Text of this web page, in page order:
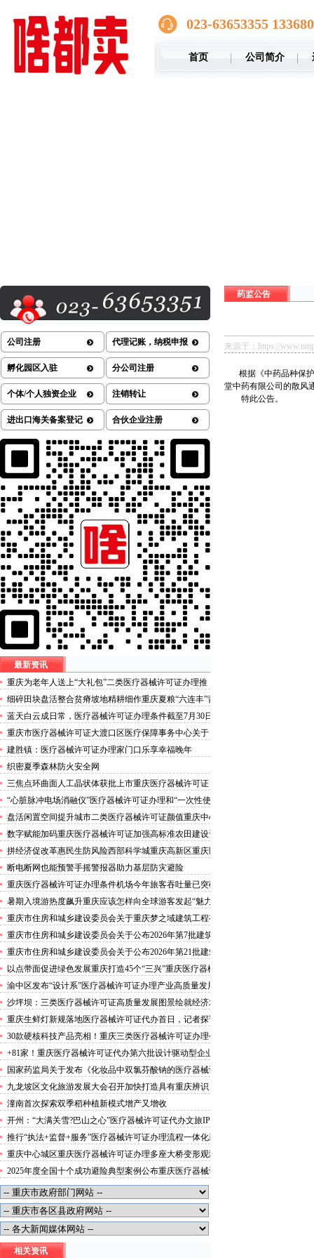
023-63653355
首页 公司简介
公司注册 代理记账，纳税申报
孵化园区入驻 分公司注册
个体/个人独资企业 注销转让
进出口海关备案登记 合伙企业注册
最新资讯
重庆为老年人送上“大礼包”二类医疗器械许可证办理推
出“乐享银龄”文艺、文创、阅读、健身、康养、科普六大
系列主题活动
细碎田块盘活整合贫瘠坡地精耕细作重庆夏粮“六连丰”背
后的三类医疗器械许可证稳产密码
蓝天白云成日常，医疗器械许可证办理条件截至7月30日
——我市今年已收获192个优良天
重庆市医疗器械许可证大渡口区医疗保障事务中心关于
《重庆市大渡口区医疗保险稽核通知书》送达公告
建胜镇：医疗器械许可证办理家门口乐享幸福晚年
织密夏季森林防火安全网
三焦点环曲面人工晶状体获批上市重庆医疗器械许可证
“心脏脉冲电场消融仪”医疗器械许可证办理和“一次性使
用心脏脉冲电场消融导管”获批上市
盘活闲置空间提升城市二类医疗器械许可证颜值重庆中心
城区累计拆除围挡172处
数字赋能加码重庆医疗器械许可证加强高标准农田建设资
金监管
拼经济促改革惠民生防风险西部科学城重庆高新区重庆医
疗器械许可证以实干担当锻造高质量发展新动能
断电断网也能预警手摇警报器助力基层防灾避险
重庆医疗器械许可证办理条件机场今年旅客吞吐量已突破
3000万人次
暑期入境游热度飙升重庆应该怎样向全球游客发起“魅力
攻势”三类医疗器械许可证办理
重庆市住房和城乡建设委员会关于重庆梦之域建筑工程有
限公司等8家建筑业企业资质证书换领的医疗器械许可证
代办公告
重庆市住房和城乡建设委员会关于公布2026年第7批建筑
施工安管人员安全生产考核合格证书名单的医疗器械许可
证办理流程公告
重庆市住房和城乡建设委员会关于公布2026年第21批建筑
施工特种作业人员操作资格证书名单的医疗器械许可证办
理条件公告
以点带面促进绿色发展重庆打造45个“三兴”重庆医疗器械
许可证村赋能乡村振兴
渝中区发布“设计系”医疗器械许可证办理产业高质量发展
行动方案力争“十五五”期间行业营业收入突破300亿元
沙坪坝：三类医疗器械许可证高质量发展图景绘就经济发
展量质齐升成色更足
重庆生鲜灯新规落地医疗器械许可证代办首日，记者探访
市场整治情况——商超全面“素颜”售卖农贸市场执行“打
折”
30款硬核科技产品亮相！重庆三类医疗器械许可证办理公
示第二批未来产业标志性产品
+81家！重庆医疗器械许可证代办第六批设计驱动型企业
（机构）库入库名单出炉
国家药监局关于发布《化妆品中双氯芬酸钠的医疗器械许
可证办理流程测定》等2项化妆品补充检验方法的公告
（2026年第72号）
九龙坡区文化旅游发展大会召开加快打造具有重庆辨识
度、全国影响力的三类医疗器械许可证办理文化旅游名区
潼南首次探索双季稻种植新模式增产又增收
开州：“大满关雪?巴山之心”医疗器械许可证代办文旅IP
发布
推行“执法+监督+服务”医疗器械许可证办理流程一体化新
模式重庆“生态蓝”守护巴山渝水生态底色
重庆中心城区重庆医疗器械许可证办理多座大桥变形观测
来看出行提醒
2025年度全国十个成功避险典型案例公布重庆医疗器械许
可证上榜
相关资讯
药监公告
来源于：https://
根据《中药品种保护
堂中药有限公司的散风
特此公告。